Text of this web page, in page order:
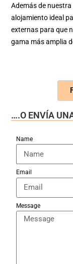
Además de nuestra
alojamiento ideal
externas para que
gama más amplia
….O ENVÍA
Name
Email
Message